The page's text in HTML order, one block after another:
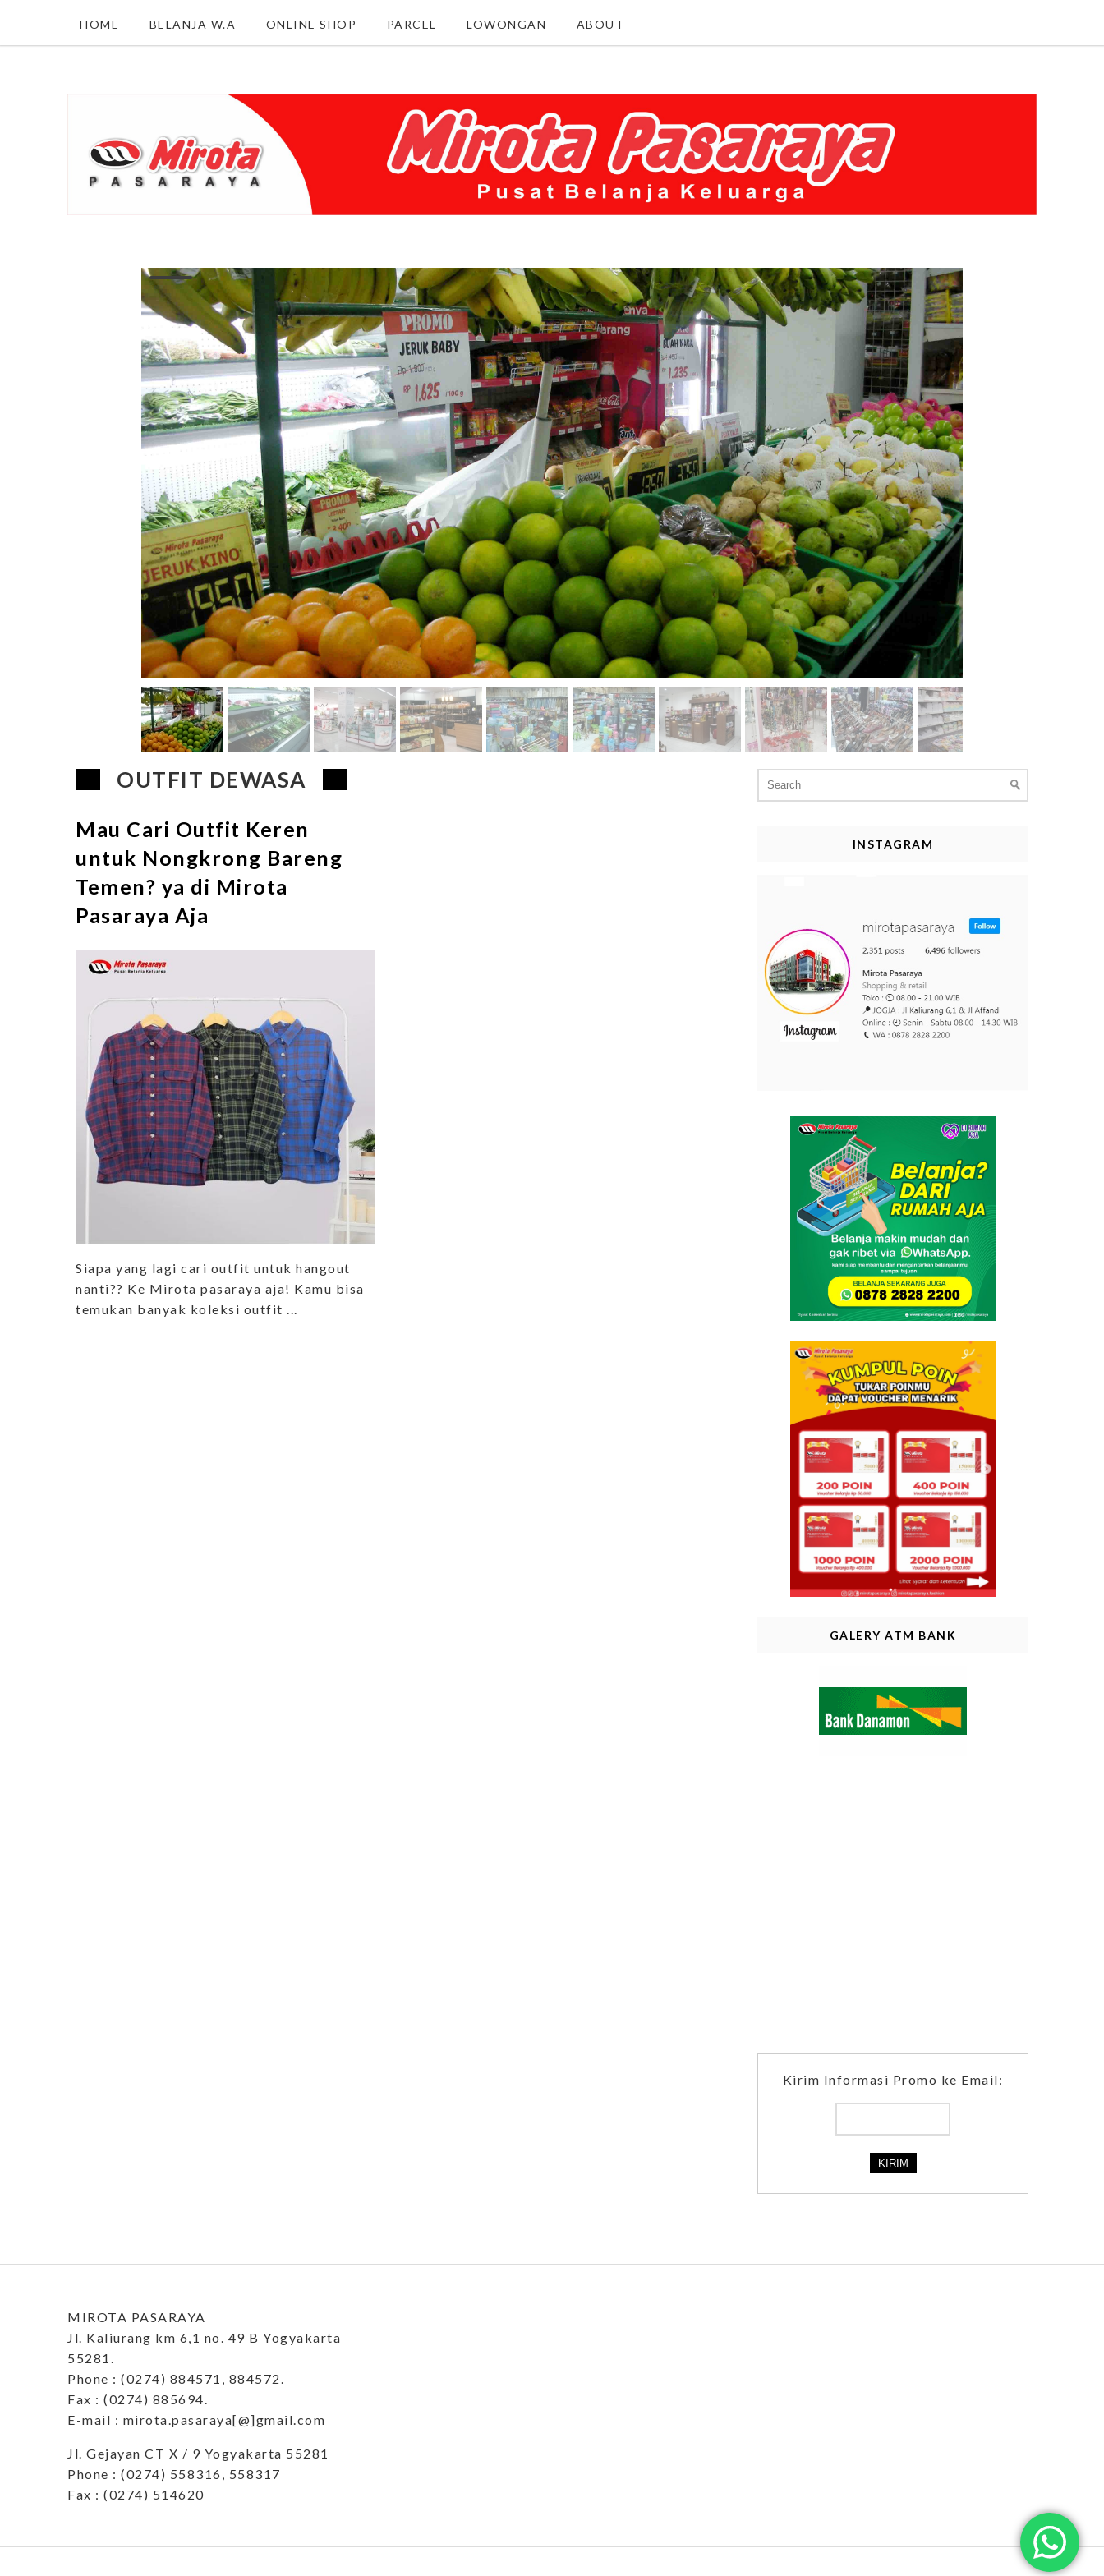
HOME BELANJA W.A ONLINE SHOP PARCEL LOWONGAN ABOUT
OUTFIT DEWASA
Mau Cari Outfit Keren
untuk Nongkrong Bareng
Temen? ya di Mirota
Pasaraya Aja
Siapa yang lagi cari outfit untuk hangout
nanti?? Ke Mirota pasaraya aja! Kamu bisa
temukan banyak koleksi outfit ...
for:
INSTAGRAM
GALERY ATM BANK
Kirim Informasi Promo ke Email:
MIROTA PASARAYA
Jl. Kaliurang km 6,1 no. 49 B Yogyakarta
55281.
Phone : (0274) 884571, 884572.
Fax : (0274) 885694.
E-mail : mirota.pasaraya[@]gmail.com
Jl. Gejayan CT X / 9 Yogyakarta 55281
Phone : (0274) 558316, 558317
Fax : (0274) 514620